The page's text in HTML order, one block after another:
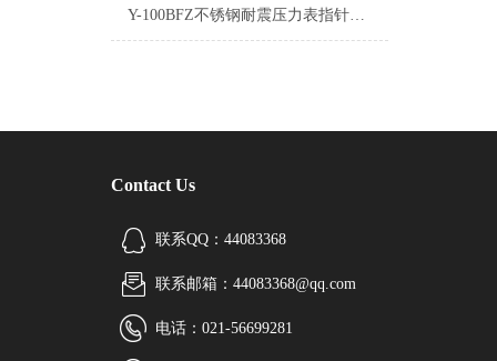
Y-100BFZ不锈钢耐震压力表指针不归零是什么原因造成的？
Contact Us
联系QQ：44083368
联系邮箱：44083368@qq.com
电话：021-56699281